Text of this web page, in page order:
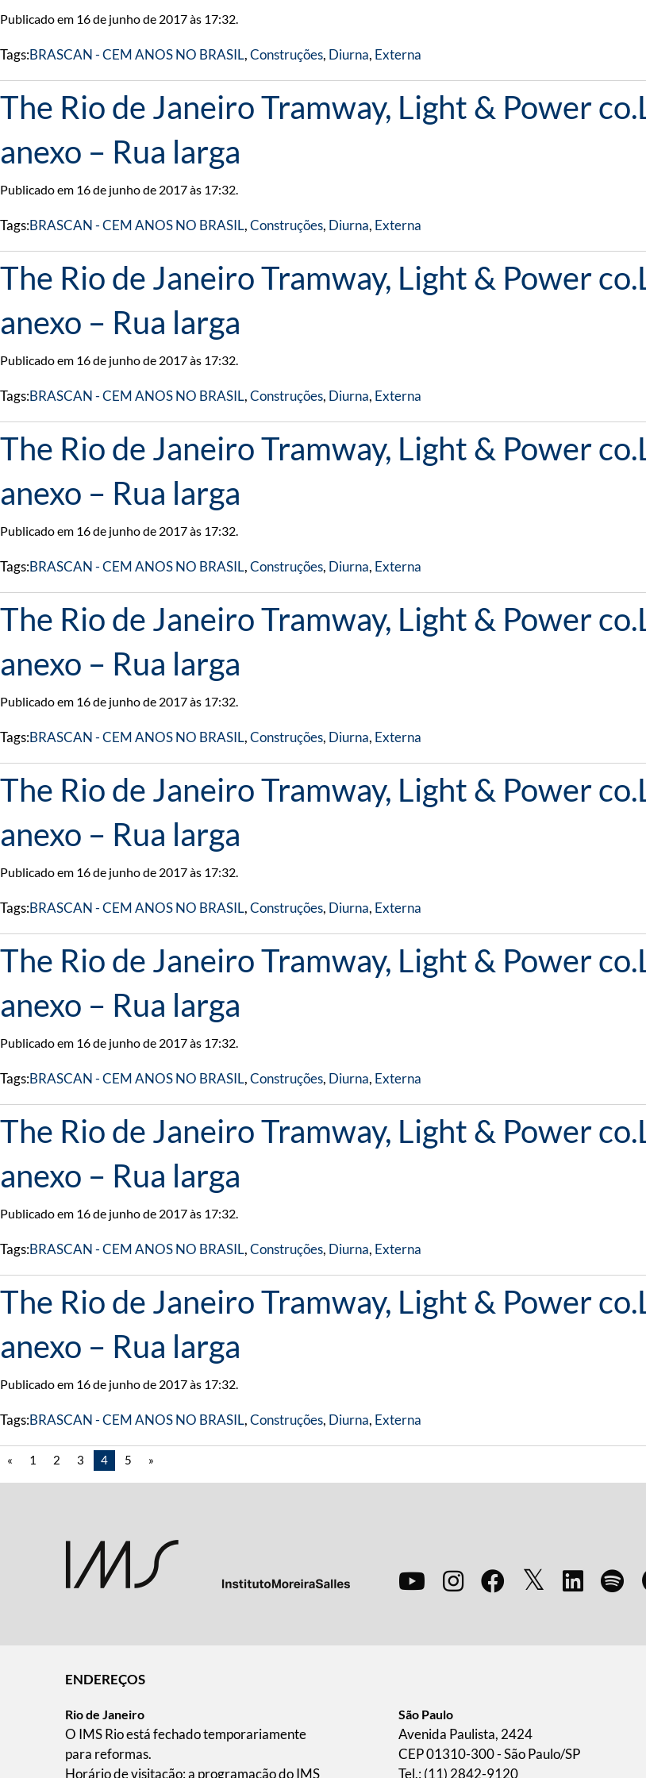
Publicado em 16 de junho de 2017 às 17:32.
Tags:BRASCAN - CEM ANOS NO BRASIL,Construções, Diurna, Externa
The Rio de Janeiro Tramway, Light & Power
anexo – Rua larga
Publicado em 16 de junho de 2017 às 17:32.
Tags:BRASCAN - CEM ANOS NO BRASIL,Construções, Diurna, Externa
The Rio de Janeiro Tramway, Light & Power
anexo – Rua larga
Publicado em 16 de junho de 2017 às 17:32.
Tags:BRASCAN - CEM ANOS NO BRASIL,Construções, Diurna, Externa
The Rio de Janeiro Tramway, Light & Power
anexo – Rua larga
Publicado em 16 de junho de 2017 às 17:32.
Tags:BRASCAN - CEM ANOS NO BRASIL,Construções, Diurna, Externa
The Rio de Janeiro Tramway, Light & Power
anexo – Rua larga
Publicado em 16 de junho de 2017 às 17:32.
Tags:BRASCAN - CEM ANOS NO BRASIL,Construções, Diurna, Externa
The Rio de Janeiro Tramway, Light & Power
anexo – Rua larga
Publicado em 16 de junho de 2017 às 17:32.
Tags:BRASCAN - CEM ANOS NO BRASIL,Construções, Diurna, Externa
The Rio de Janeiro Tramway, Light & Power
anexo – Rua larga
Publicado em 16 de junho de 2017 às 17:32.
Tags:BRASCAN - CEM ANOS NO BRASIL,Construções, Diurna, Externa
The Rio de Janeiro Tramway, Light & Power
anexo – Rua larga
Publicado em 16 de junho de 2017 às 17:32.
Tags:BRASCAN - CEM ANOS NO BRASIL,Construções, Diurna, Externa
The Rio de Janeiro Tramway, Light & Power
anexo – Rua larga
Publicado em 16 de junho de 2017 às 17:32.
Tags:BRASCAN - CEM ANOS NO BRASIL,Construções, Diurna, Externa
« 1 2 3 4 5 »
ENDEREÇOS
Rio de Janeiro
O IMS Rio está fechado temporariamente
para reformas.
Horário de visitação: a programação do IMS
São Paulo
Avenida Paulista, 2424
CEP 01310-300 - São Paulo/SP
Tel.: (11) 2842-9120